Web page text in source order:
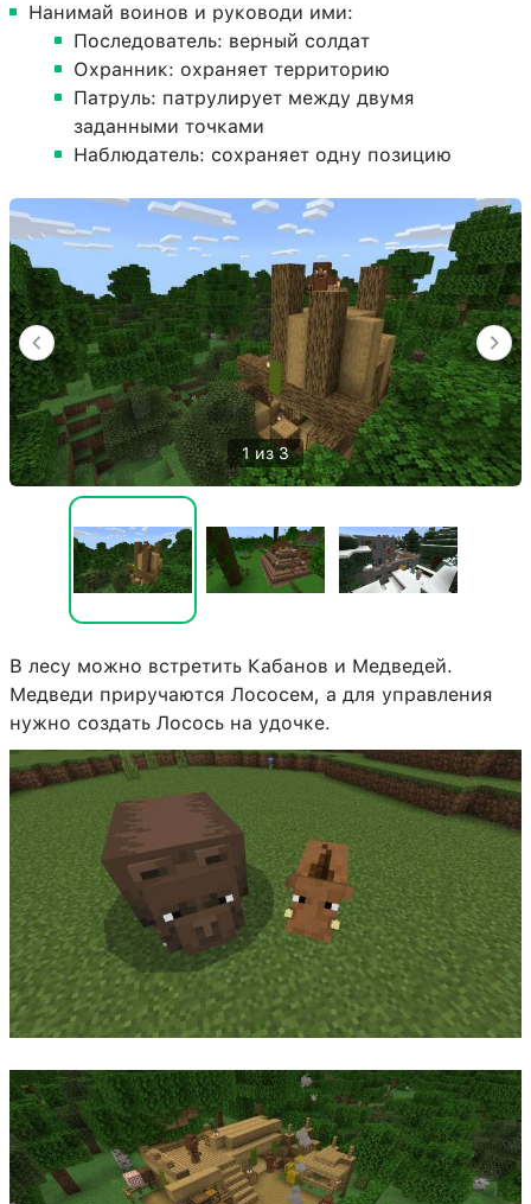
Нанимай воинов и руководи ими:
Последователь: верный солдат
Охранник: охраняет территорию
Патруль: патрулирует между двумя
заданными точками
Наблюдатель: сохраняет одну позицию
1 из 3
В лесу можно встретить Кабанов и Медведей.
Медведи приручаются Лососем, а для управления
нужно создать Лосось на удочке.